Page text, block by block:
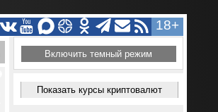
18+
Включить темный режим
Показать курсы криптовалют